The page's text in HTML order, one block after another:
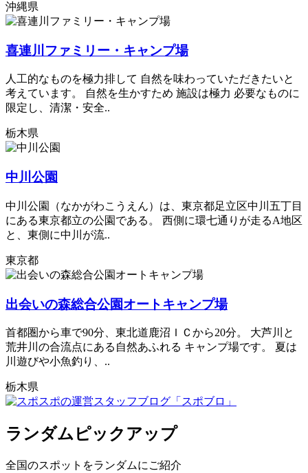
沖縄県
喜連川ファミリー・キャンプ場
人工的なものを極力排して 自然を味わっていただきたいと
考えています。 自然を生かすため 施設は極力 必要なものに
限定し、清潔・安全..
栃木県
中川公園
中川公園（なかがわこうえん）は、東京都足立区中川五丁目
にある東京都立の公園である。 西側に環七通りが走るA地区
と、東側に中川が流..
東京都
出会いの森総合公園オートキャンプ場
首都圏から車で90分、東北道鹿沼ＩＣから20分。 大芦川と
荒井川の合流点にある自然あふれる キャンプ場です。 夏は
川遊びや小魚釣り、..
栃木県
ランダムピックアップ
全国のスポットをランダムにご紹介